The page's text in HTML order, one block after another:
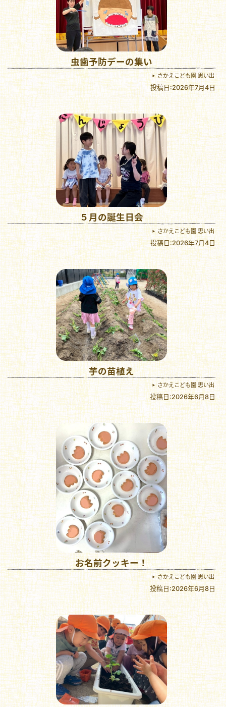
虫歯予防デーの集い
さかえこども園 思い出
投稿日:2026年7月4日
５月の誕生日会
さかえこども園 思い出
投稿日:2026年7月4日
芋の苗植え
さかえこども園 思い出
投稿日:2026年6月8日
お名前クッキー！
さかえこども園 思い出
投稿日:2026年6月8日